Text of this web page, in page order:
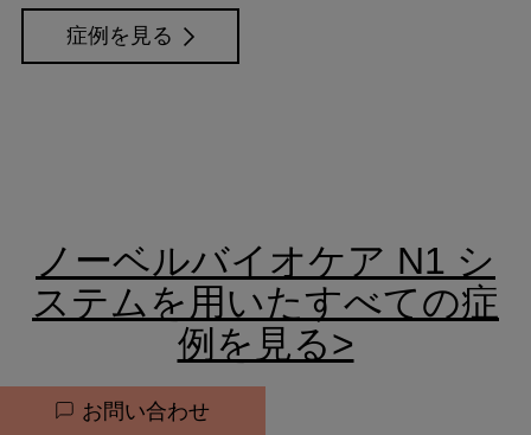
症例を見る
ノーベルバイオケア N1 シ
ステムを用いたすべての症
例を見る>
Quickお問い合わせ